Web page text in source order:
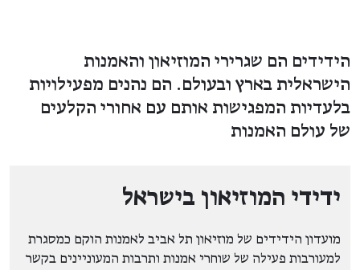
הידידים הם שגרירי המוזיאון והאמנות
הישראלית בארץ ובעולם. הם נהנים מפעילויות
בלעדיות המפגישות אותם עם אחורי הקלעים
של עולם האמנות
ידידי המוזיאון בישראל
מועדון הידידים של מוזיאון תל אביב לאמנות הוקם כמסגרת
למעורבות פעילה של שוחרי אמנות ותרבות המעוניינים בקשר